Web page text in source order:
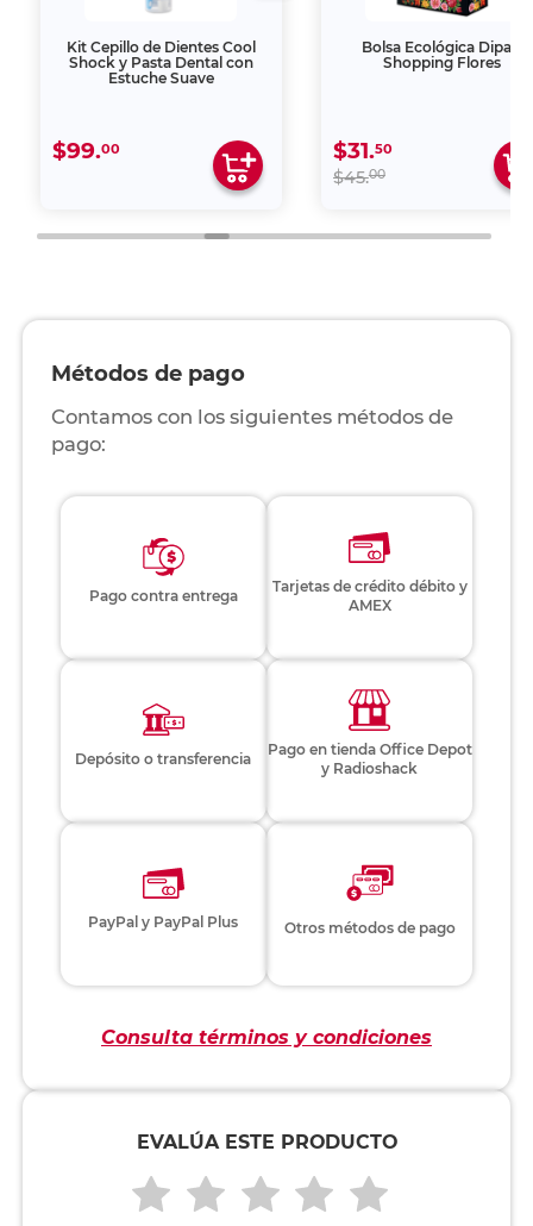
Kit Cepillo de Dientes Cool
Shock y Pasta Dental con
Estuche Suave
$99.00
Bolsa Ecológica Dipak
Shopping Flores
$31.50
$45.00
Métodos de pago
Contamos con los siguientes métodos de
pago:
Pago contra entrega
Tarjetas de crédito débito y
AMEX
Depósito o transferencia
Pago en tienda Office Depot
y Radioshack
PayPal y PayPal Plus Otros métodos de pago
Consulta términos y condiciones
EVALÚA ESTE PRODUCTO